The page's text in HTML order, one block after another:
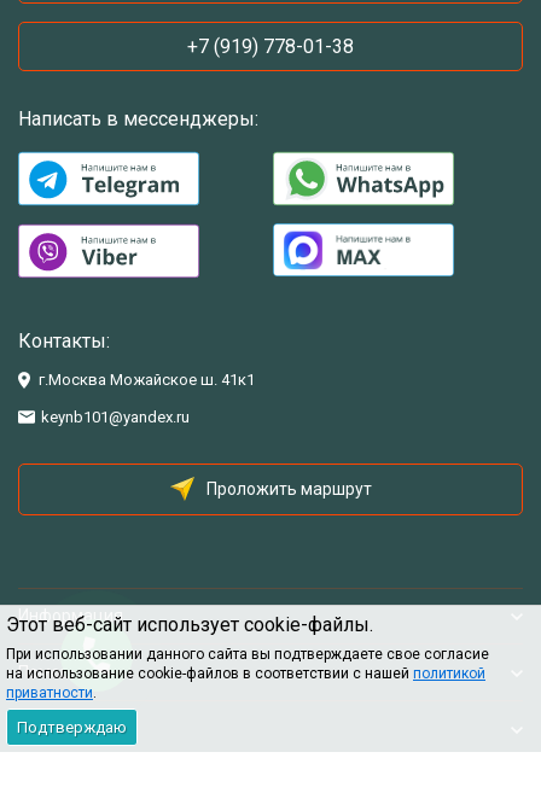
Этот веб-сайт использует cookie-файлы.
При использовании данного сайта вы подтверждаете свое согласие
на использование cookie-файлов в соответствии с нашей политикой
приватности.
Подтверждаю
+7 (919) 778-01-38
Написать в мессенджеры:
Контакты:
г.Москва Можайское ш. 41к1
keynb101@yandex.ru
Проложить маршрут
Информация
Помощь
Информация